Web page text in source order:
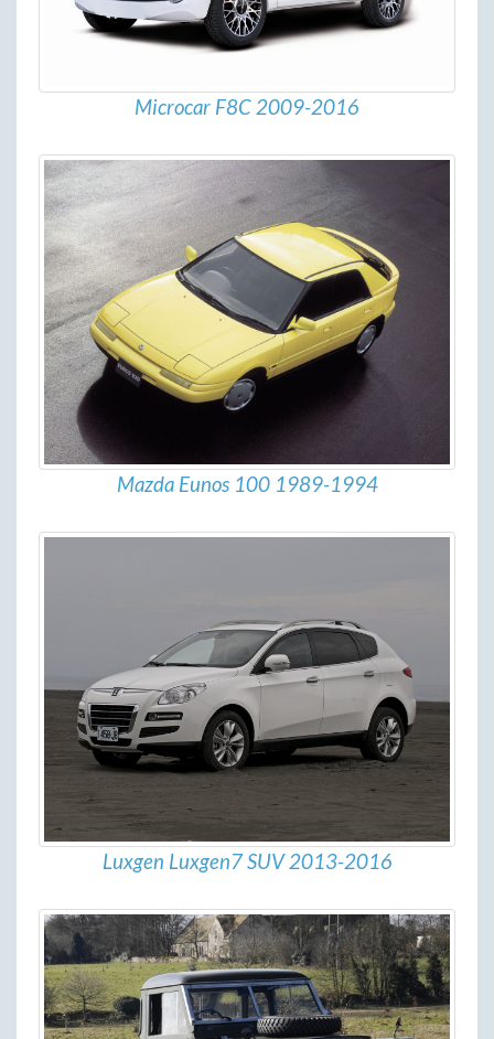
Microcar F8C 2009-2016
Mazda Eunos 100 1989-1994
Luxgen Luxgen7 SUV 2013-2016